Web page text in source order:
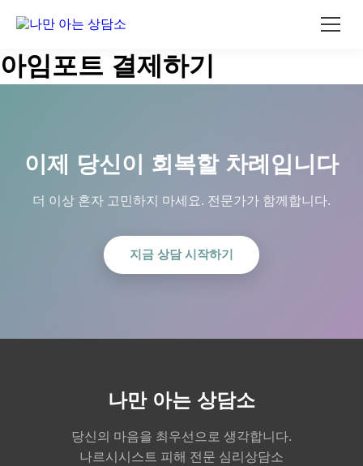
콘
텐
아임포트 결제하기
이제 당신이 회복할 차례입니다
더 이상 혼자 고민하지 마세요. 전문가가 함께합니다.
지금 상담 시작하기
나만 아는 상담소
당신의 마음을 최우선으로 생각합니다.
나르시시스트 피해 전문 심리상담소